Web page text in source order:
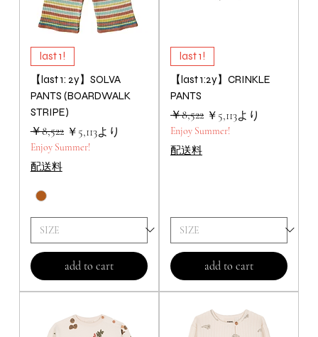
last 1!
【last 1: 2y】SOLVA
PANTS (BOARDWALK
STRIPE)
通常価格
￥8,522 ￥5,113より
セール価格
Enjoy Summer!
配送料
add to cart
last 1!
【last 1:2y】CRINKLE
PANTS
通常価格
￥8,522 ￥5,113より
セール価格
Enjoy Summer!
配送料
add to cart